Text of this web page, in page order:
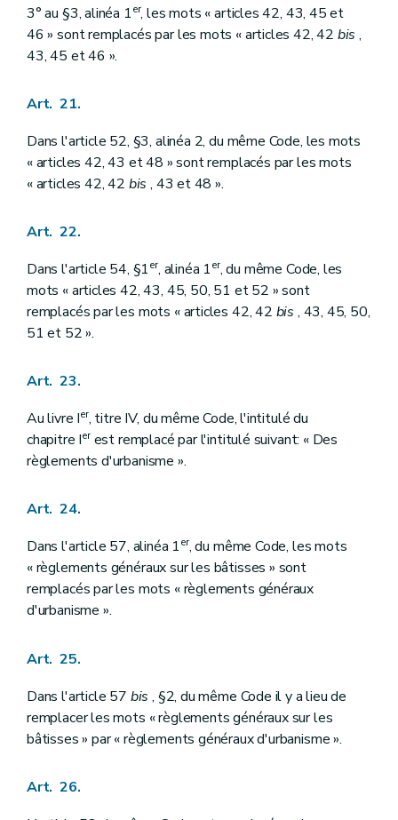
3° au §3, alinéa 1er, les mots « articles 42, 43, 45 et
46 » sont remplacés par les mots « articles 42, 42 bis ,
43, 45 et 46 ».
Art. 21.
Dans l'article 52, §3, alinéa 2, du même Code, les mots
« articles 42, 43 et 48 » sont remplacés par les mots
« articles 42, 42 bis , 43 et 48 ».
Art. 22.
Dans l'article 54, §1er, alinéa 1er, du même Code, les
mots « articles 42, 43, 45, 50, 51 et 52 » sont
remplacés par les mots « articles 42, 42 bis , 43, 45, 50,
51 et 52 ».
Art. 23.
Au livre Ier, titre IV, du même Code, l'intitulé du
chapitre Ierest remplacé par l'intitulé suivant: « Des
règlements d'urbanisme ».
Art. 24.
Dans l'article 57, alinéa 1er, du même Code, les mots
« règlements généraux sur les bâtisses » sont
remplacés par les mots « règlements généraux
d'urbanisme ».
Art. 25.
Dans l'article 57 bis , §2, du même Code il y a lieu de
remplacer les mots « règlements généraux sur les
bâtisses » par « règlements généraux d'urbanisme ».
Art. 26.